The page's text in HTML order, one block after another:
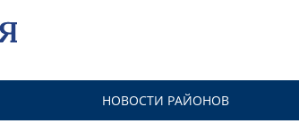
НОВОСТИ РАЙОНОВ